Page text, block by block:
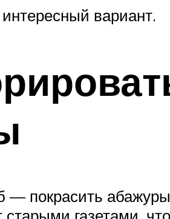
вариант.
— покрасить